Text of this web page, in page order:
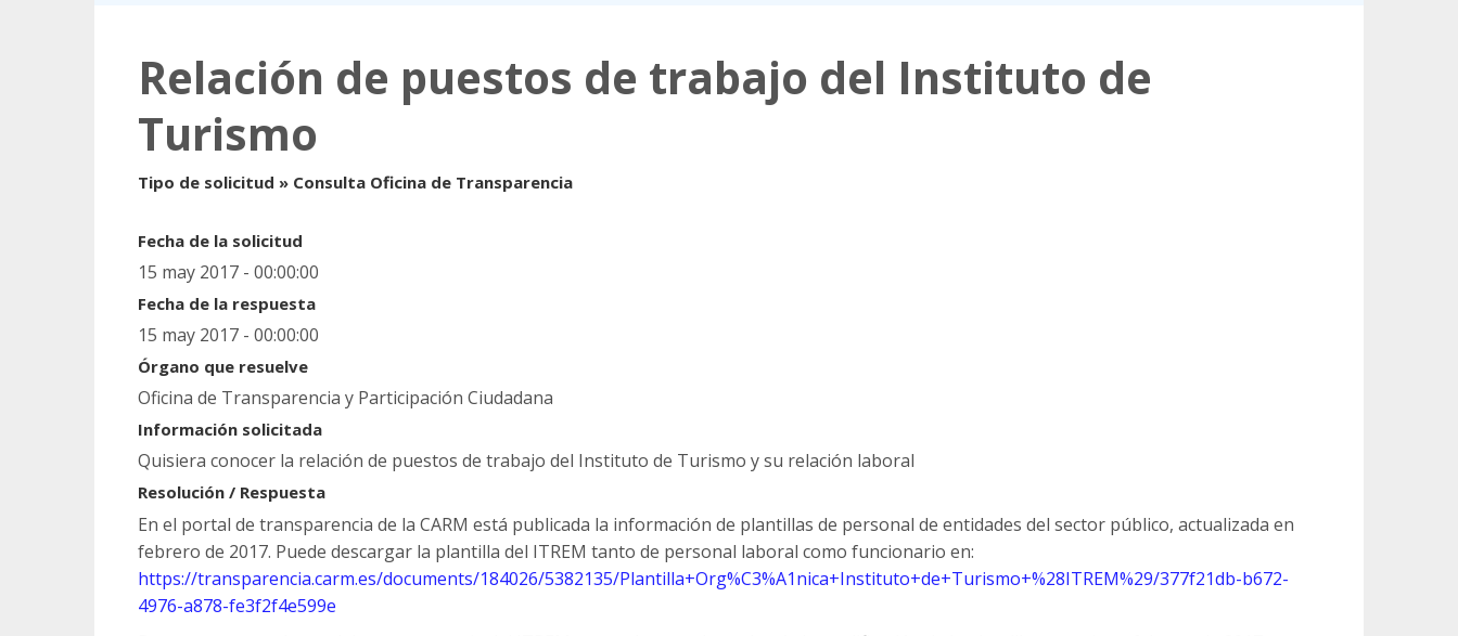
Relación de puestos de trabajo del Instituto de
Turismo
Tipo de solicitud » Consulta Oficina de Transparencia
Fecha de la solicitud
15 may 2017 - 00:00:00
Fecha de la respuesta
15 may 2017 - 00:00:00
Órgano que resuelve
Oficina de Transparencia y Participación Ciudadana
Información solicitada
Quisiera conocer la relación de puestos de trabajo del Instituto de Turismo y su relación laboral
Resolución / Respuesta
En el portal de transparencia de la CARM está publicada la información de plantillas de personal de entidades del sector público, actualizada en
febrero de 2017. Puede descargar la plantilla del ITREM tanto de personal laboral como funcionario en:
https://transparencia.carm.es/documents/184026/5382135/Plantilla+Org%C3%A1nica+Instituto+de+Turismo+%28ITREM%29/377f21db-b672-
4976-a878-fe3f2f4e599e